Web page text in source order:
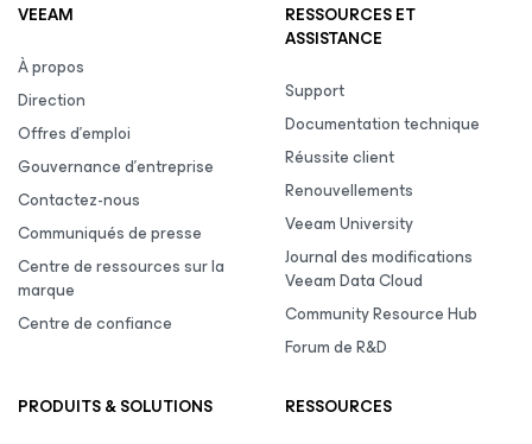
VEEAM
À propos
Direction
Offres d’emploi
Gouvernance d’entreprise
Contactez-nous
Communiqués de presse
Centre de ressources sur la
marque
Centre de confiance
RESSOURCES ET
ASSISTANCE
Support
Documentation technique
Réussite client
Renouvellements
Veeam University
Journal des modifications
Veeam Data Cloud
Community Resource Hub
Forum de R&D
PRODUITS & SOLUTIONS
RESSOURCES